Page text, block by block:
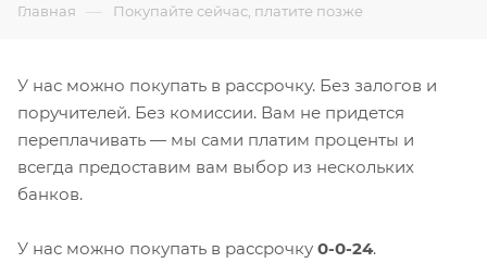
Главная — Покупайте сейчас, платите позже
У нас можно покупать в рассрочку. Без залогов и
поручителей. Без комиссии. Вам не придется
переплачивать — мы сами платим проценты и
всегда предоставим вам выбор из нескольких
банков.
У нас можно покупать в рассрочку 0-0-24.